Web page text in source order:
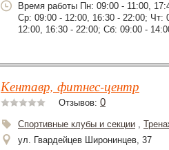
Время работы Пн: 09:00 - 11:00,
Ср: 09:00 - 12:00, 16:30 - 22:00; Чт:
12:00, 16:30 - 22:00; Сб: 09:00 -
Кентавр, фитнес-центр
Отзывов: 0
Спортивные клубы и секции ,
ул. Гвардейцев Широнинцев, 37